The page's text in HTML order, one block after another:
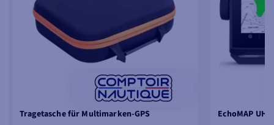
Tragetasche für Multimarken-GPS EchoMAP